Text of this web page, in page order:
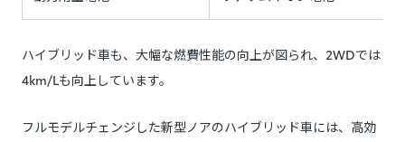
ハイブリッド車も、大幅な燃費性能の向上が図られ、2WDでは
4km/Lも向上しています。
フルモデルチェンジした新型ノアのハイブリッド車には、高効